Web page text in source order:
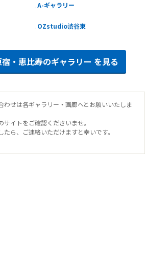
A-ギャラリー
OZstudio渋谷東
・恵比寿のギャラリー を見る
わせは各ギャラリー・画廊へとお願いいたしま
イトをご確認くださいませ。
ら、ご連絡いただけますと幸いです。